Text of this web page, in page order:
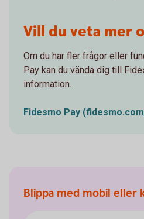
Vill du veta mer
Om du har fler frågor eller
Pay kan du vända dig till
information.
Fidesmo Pay
Blippa med mobil eller